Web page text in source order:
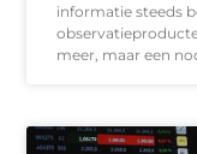
informatie steeds
meer, maar een